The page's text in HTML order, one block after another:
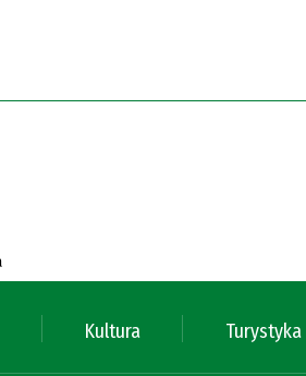
Kultura Turystyka